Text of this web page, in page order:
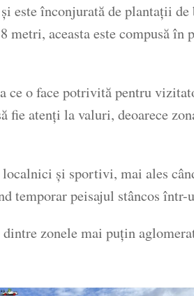
este înconjurată de plantații
aceasta este compusă
ce o face potrivită pentru
atenți la valuri, deoarece
și sportivi, mai ales
temporar peisajul stâncos
zonele mai puțin